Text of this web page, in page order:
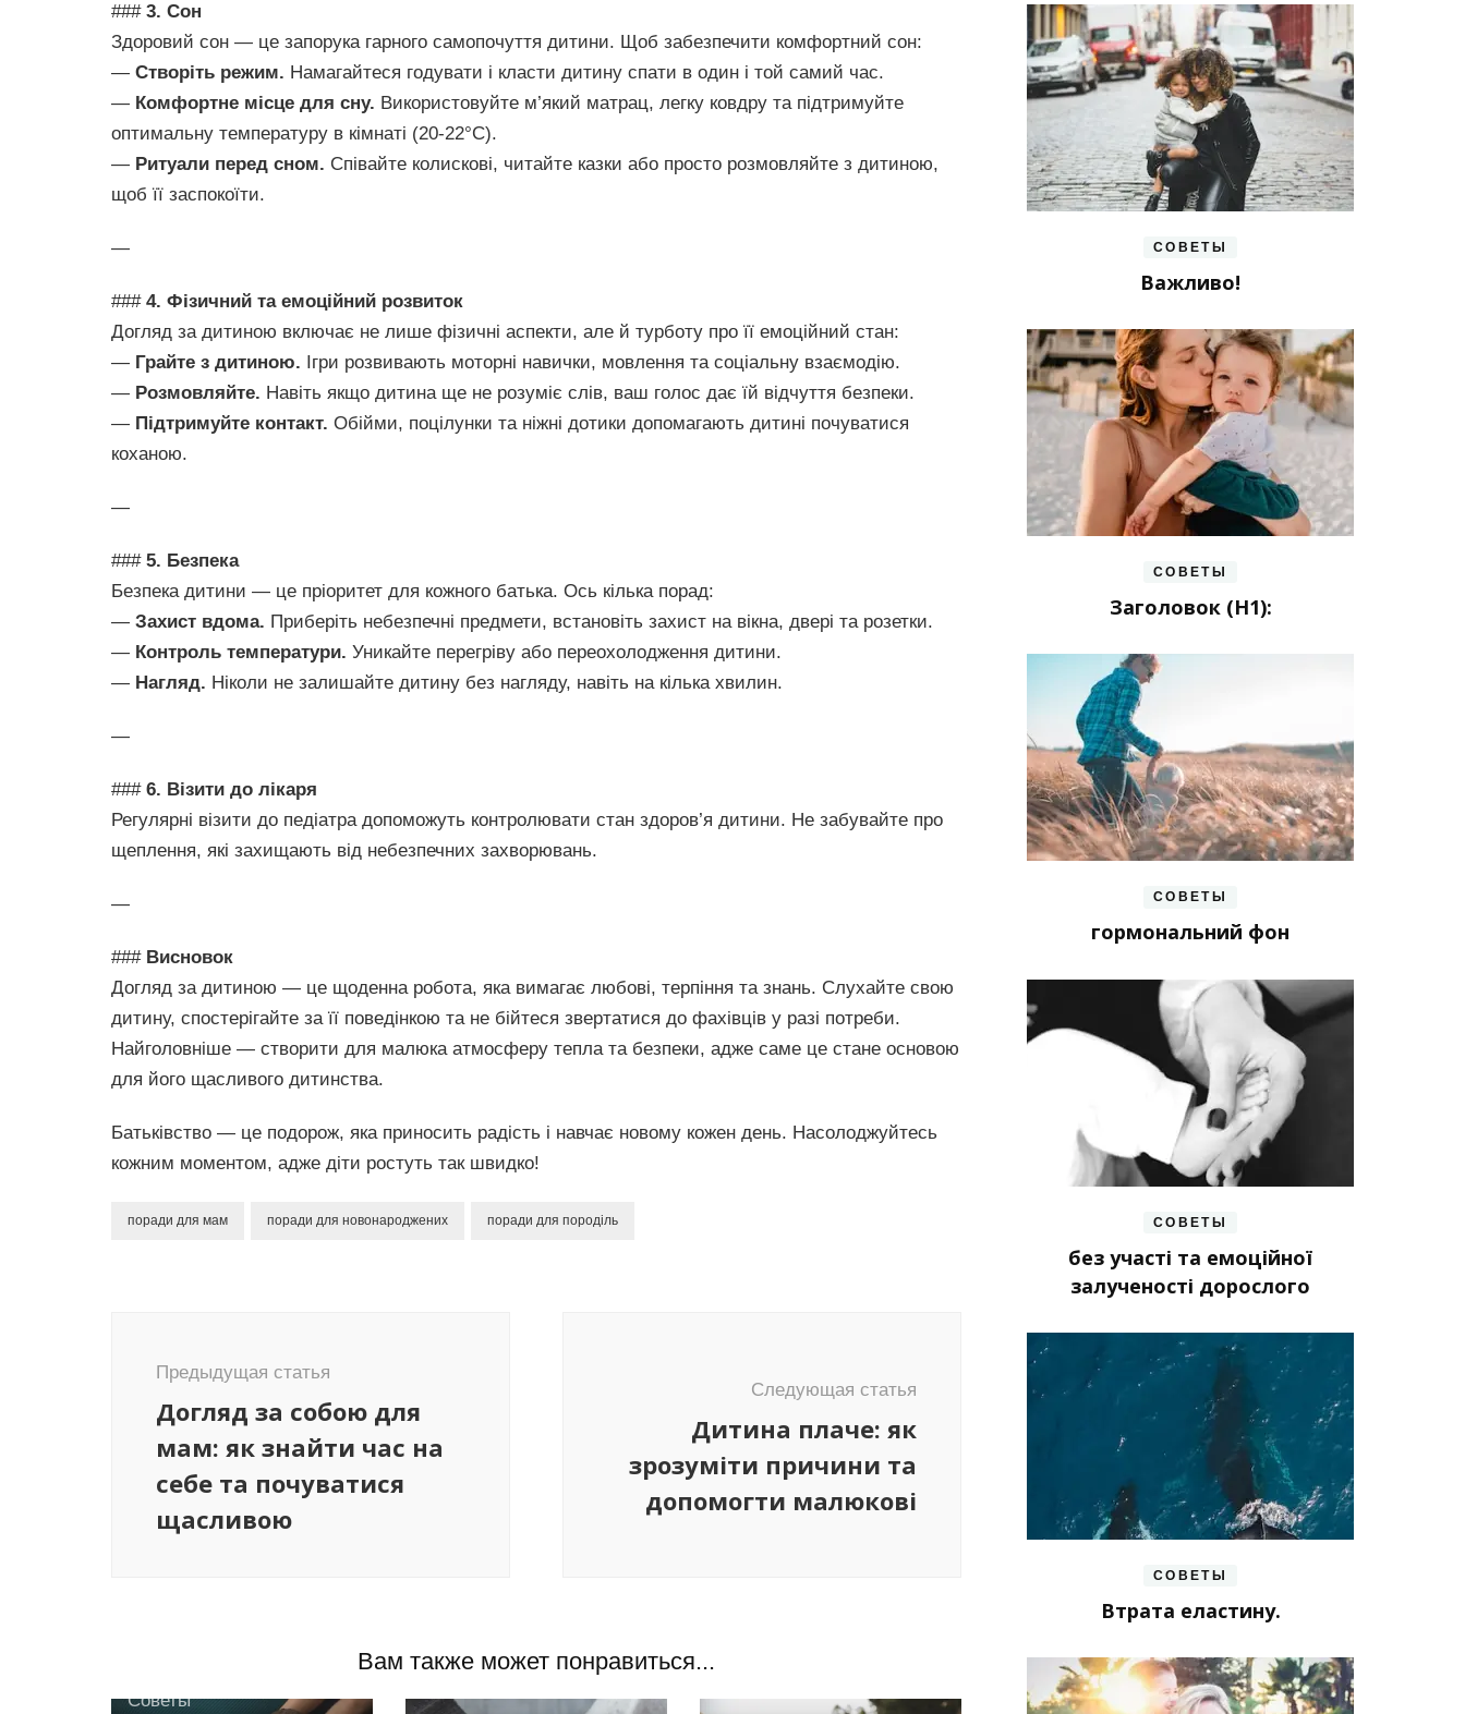
### 3. Сон
Здоровий сон — це запорука гарного самопочуття дитини. Щоб забезпечити комфортний сон:
— Створіть режим. Намагайтеся годувати і класти дитину спати в один і той самий час.
— Комфортне місце для сну. Використовуйте м’який матрац, легку ковдру та підтримуйте
оптимальну температуру в кімнаті (20-22°C).
— Ритуали перед сном. Співайте колискові, читайте казки або просто розмовляйте з дитиною,
щоб її заспокоїти.
—
### 4. Фізичний та емоційний розвиток
Догляд за дитиною включає не лише фізичні аспекти, але й турботу про її емоційний стан:
— Грайте з дитиною. Ігри розвивають моторні навички, мовлення та соціальну взаємодію.
— Розмовляйте. Навіть якщо дитина ще не розуміє слів, ваш голос дає їй відчуття безпеки.
— Підтримуйте контакт. Обійми, поцілунки та ніжні дотики допомагають дитині почуватися
коханою.
—
### 5. Безпека
Безпека дитини — це пріоритет для кожного батька. Ось кілька порад:
— Захист вдома. Приберіть небезпечні предмети, встановіть захист на вікна, двері та розетки.
— Контроль температури. Уникайте перегріву або переохолодження дитини.
— Нагляд. Ніколи не залишайте дитину без нагляду, навіть на кілька хвилин.
—
### 6. Візити до лікаря
Регулярні візити до педіатра допоможуть контролювати стан здоров’я дитини. Не забувайте про
щеплення, які захищають від небезпечних захворювань.
—
### Висновок
Догляд за дитиною — це щоденна робота, яка вимагає любові, терпіння та знань. Слухайте свою
дитину, спостерігайте за її поведінкою та не бійтеся звертатися до фахівців у разі потреби.
Найголовніше — створити для малюка атмосферу тепла та безпеки, адже саме це стане основою
для його щасливого дитинства.
Батьківство — це подорож, яка приносить радість і навчає новому кожен день. Насолоджуйтесь
кожним моментом, адже діти ростуть так швидко!
поради для мам поради для новонароджених поради для породіль
записям
Предыдущая статья
Догляд за собою для
мам: як знайти час на
себе та почуватися
щасливою
Следующая статья
Дитина плаче: як
зрозуміти причини та
допомогти малюкові
Вам также может понравиться...
Советы
СОВЕТЫ
Важливо!
СОВЕТЫ
Заголовок (H1):
СОВЕТЫ
гормональний фон
СОВЕТЫ
без участі та емоційної
залученості дорослого
СОВЕТЫ
Втрата еластину.